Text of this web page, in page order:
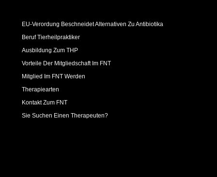
EU-Verordung Beschneidet Alternativen Zu Antibiotika
Beruf Tierheilpraktiker
Ausbildung Zum THP
Vorteile Der Mitgliedschaft Im FNT
Mitglied Im FNT Werden
Therapiearten
Kontakt Zum FNT
Sie Suchen Einen Therapeuten?